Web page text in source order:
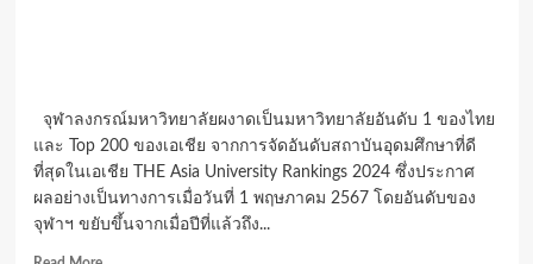
จุฬาลงกรณ์มหาวิทยาลัยผงาดเป็นมหาวิทยาลัยอันดับ 1 ของไทย
และ Top 200 ของเอเชีย จากการจัดอันดับสถาบันอุดมศึกษาที่ดี
ที่สุดในเอเชีย THE Asia University Rankings 2024 ซึ่งประกาศ
ผลอย่างเป็นทางการเมื่อวันที่ 1 พฤษภาคม 2567 โดยอันดับของ
จุฬาฯ ขยับขึ้นจากเมื่อปีที่แล้วถึง...
Read